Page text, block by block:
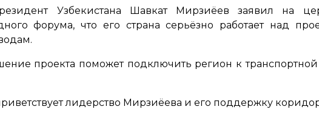
Узбекистана Шавкат Мирзиёев заявил на
форума, что его страна серьёзно работает над
проекта поможет подключить регион к
лидерство Мирзиёева и его поддержку